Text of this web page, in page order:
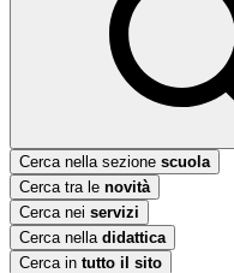
Cerca nella sezione scuola
Cerca tra le novità
Cerca nei servizi
Cerca nella didattica
Cerca in tutto il sito